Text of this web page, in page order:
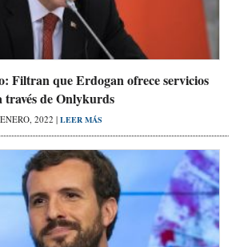
Filtran que Erdogan ofrece servicios
través de Onlykurds
2022 | LEER MÁS